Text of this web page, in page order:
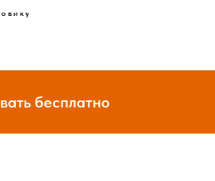
бесплатно